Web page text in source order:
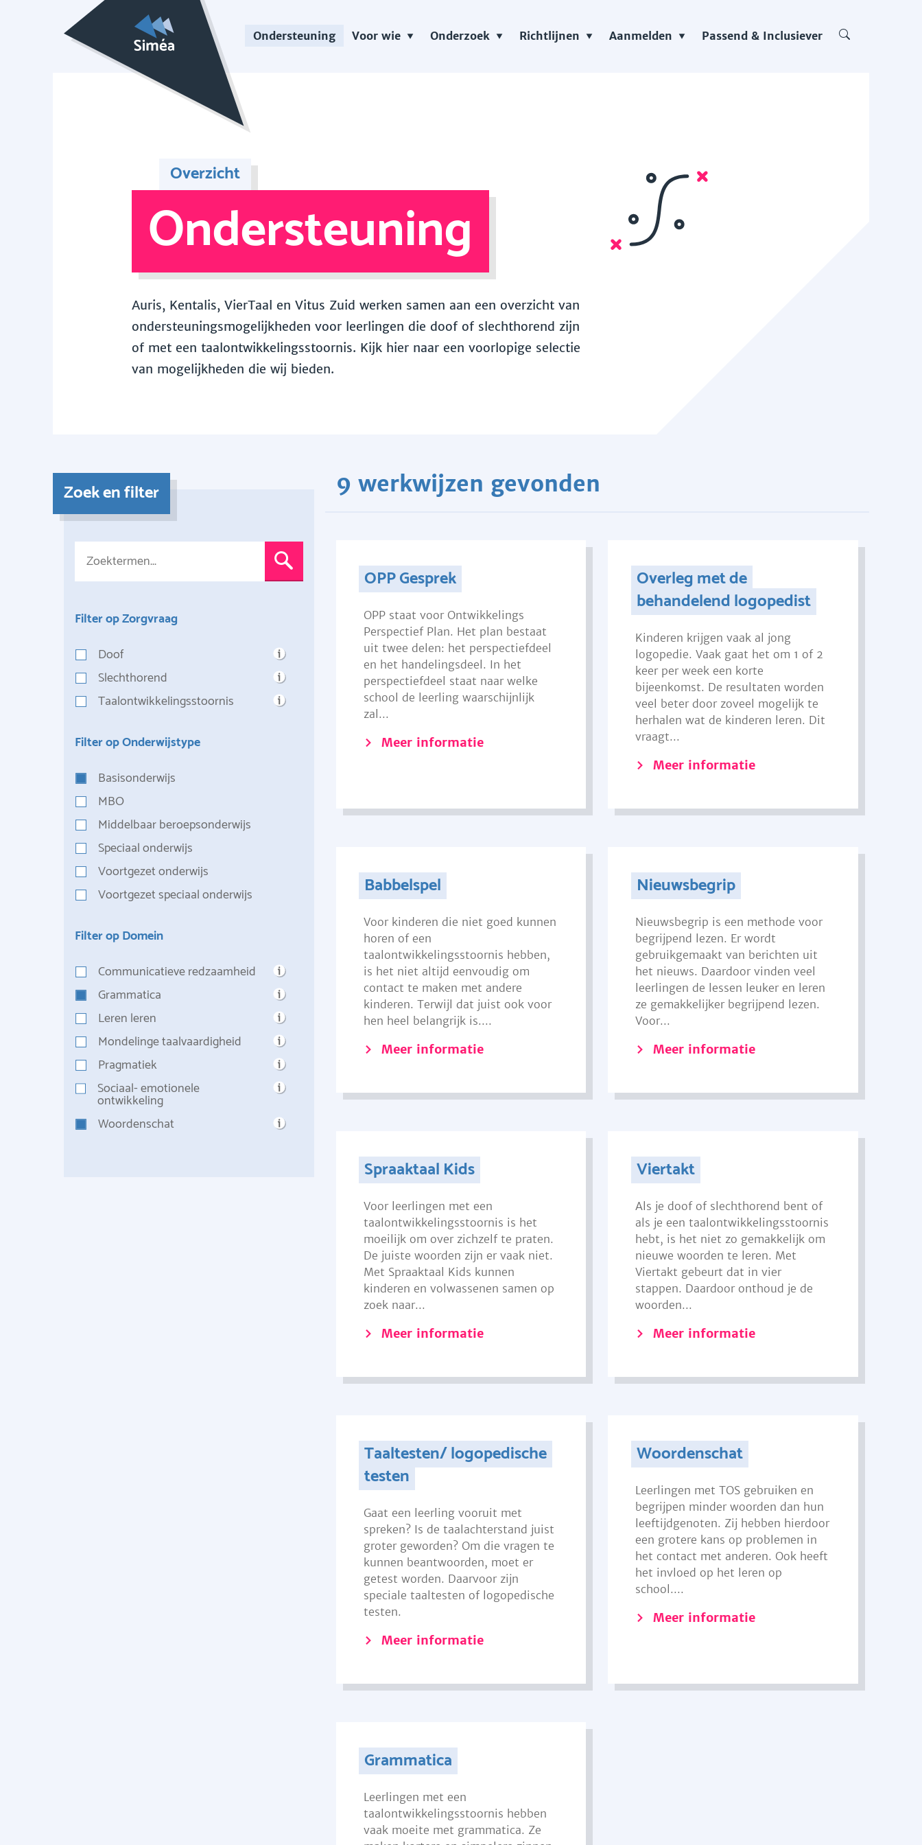
Ondersteuning Voor wie Onderzoek Richtlijnen Aanmelden Passend & Inclusiever
Overzicht
Ondersteuning
Auris, Kentalis, VierTaal en Vitus Zuid werken samen aan een overzicht van
ondersteuningsmogelijkheden voor leerlingen die doof of slechthorend zijn
of met een taalontwikkelingsstoornis. Kijk hier naar een voorlopige selectie
van mogelijkheden die wij bieden.
Zoek en filter
Filter op Zorgvraag
Doof
Slechthorend
Taalontwikkelingsstoornis
Filter op Onderwijstype
Basisonderwijs
MBO
Middelbaar beroepsonderwijs
Speciaal onderwijs
Voortgezet onderwijs
Voortgezet speciaal onderwijs
Filter op Domein
Communicatieve redzaamheid
Grammatica
Leren leren
Mondelinge taalvaardigheid
Pragmatiek
Sociaal- emotionele
ontwikkeling
Woordenschat
9 werkwijzen gevonden
OPP Gesprek
OPP staat voor Ontwikkelings
Perspectief Plan. Het plan bestaat
uit twee delen: het perspectiefdeel
en het handelingsdeel. In het
perspectiefdeel staat naar welke
school de leerling waarschijnlijk
zal...
Meer informatie
Overleg met de
behandelend logopedist
Kinderen krijgen vaak al jong
logopedie. Vaak gaat het om 1 of 2
keer per week een korte
bijeenkomst. De resultaten worden
veel beter door zoveel mogelijk te
herhalen wat de kinderen leren. Dit
vraagt...
Meer informatie
Babbelspel
Voor kinderen die niet goed kunnen
horen of een
taalontwikkelingsstoornis hebben,
is het niet altijd eenvoudig om
contact te maken met andere
kinderen. Terwijl dat juist ook voor
hen heel belangrijk is....
Meer informatie
Nieuwsbegrip
Nieuwsbegrip is een methode voor
begrijpend lezen. Er wordt
gebruikgemaakt van berichten uit
het nieuws. Daardoor vinden veel
leerlingen de lessen leuker en leren
ze gemakkelijker begrijpend lezen.
Voor...
Meer informatie
Spraaktaal Kids
Voor leerlingen met een
taalontwikkelingsstoornis is het
moeilijk om over zichzelf te praten.
De juiste woorden zijn er vaak niet.
Met Spraaktaal Kids kunnen
kinderen en volwassenen samen op
zoek naar...
Meer informatie
Viertakt
Als je doof of slechthorend bent of
als je een taalontwikkelingsstoornis
hebt, is het niet zo gemakkelijk om
nieuwe woorden te leren. Met
Viertakt gebeurt dat in vier
stappen. Daardoor onthoud je de
woorden...
Meer informatie
Taaltesten/ logopedische
testen
Gaat een leerling vooruit met
spreken? Is de taalachterstand juist
groter geworden? Om die vragen te
kunnen beantwoorden, moet er
getest worden. Daarvoor zijn
speciale taaltesten of logopedische
testen.
Meer informatie
Woordenschat
Leerlingen met TOS gebruiken en
begrijpen minder woorden dan hun
leeftijdgenoten. Zij hebben hierdoor
een grotere kans op problemen in
het contact met anderen. Ook heeft
het invloed op het leren op
school....
Meer informatie
Grammatica
Leerlingen met een
taalontwikkelingsstoornis hebben
vaak moeite met grammatica. Ze